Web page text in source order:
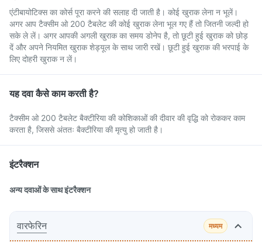
एंटीबायोटिक्स का कोर्स पूरा करने की सलाह दी जाती है। कोई खुराक लेना न भूलें।
अगर आप टैक्सीम ओ 200 टैबलेट की कोई खुराक लेना भूल गए हैं तो जितनी जल्दी हो
सके ले लें। अगर आपकी अगली खुराक का समय डोनेप है, तो छूटी हुई खुराक को छोड़
दें और अपने नियमित खुराक शेड्यूल के साथ जारी रखें। छूटी हुई खुराक की भरपाई के
लिए दोहरी खुराक न लें।
यह दवा कैसे काम करती है?
टैक्सीम ओ 200 टैबलेट बैक्टीरिया की कोशिकाओं की दीवार की वृद्धि को रोककर काम
करता है, जिससे अंततः बैक्टीरिया की मृत्यु हो जाती है।
इंटरैक्शन
अन्य दवाओं के साथ इंटरैक्शन
वारफेरिन मध्यम